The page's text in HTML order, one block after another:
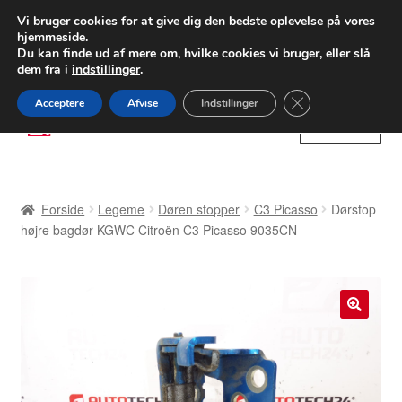
LEVERING fra 55 kr.
FEDEX verdensomspændende forsendelse
80 82 72 02
Spring
til
Spring
til
Betalinger
Klageprocedure
Forside Legeme Døren stopper C3 Picasso
Dørstop
højre bagdør KGWC Citroën C3 Picasso 9035CN
Vi bruger cookies for at give dig den bedste oplevelse på vores
hjemmeside.
Du kan finde ud af mere om, hvilke cookies vi bruger, eller slå
dem fra i indstillinger.
Acceptere Afvise Indstillinger Close GDPR